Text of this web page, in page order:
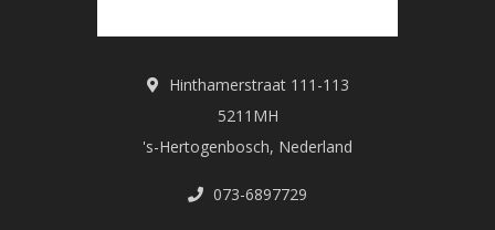
Hinthamerstraat 111-113
5211MH
's-Hertogenbosch, Nederland
073-6897729